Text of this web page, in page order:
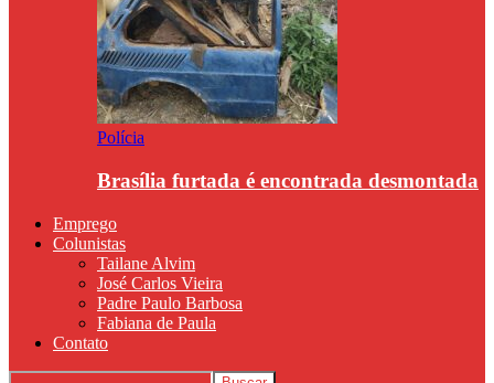
Polícia
Brasília furtada é encontrada desmontada
Emprego
Colunistas
Tailane Alvim
José Carlos Vieira
Padre Paulo Barbosa
Fabiana de Paula
Contato